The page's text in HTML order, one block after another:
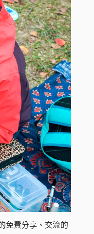
免費分享、交流的